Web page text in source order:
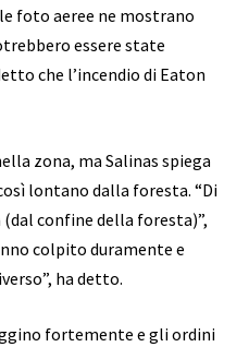
foto aeree ne mostrano
essere state
che l’incendio di Eaton
zona, ma Salinas spiega
lontano dalla foresta. “Di
(dal confine della foresta)”,
colpito duramente e
ha detto.
fortemente e gli ordini